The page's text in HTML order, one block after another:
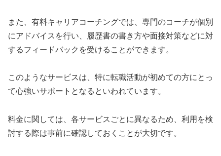
また、有料キャリアコーチングでは、専門のコーチが個別
にアドバイスを行い、履歴書の書き方や面接対策などに対
するフィードバックを受けることができます。
このようなサービスは、特に転職活動が初めての方にとっ
て心強いサポートとなるといわれています。
料金に関しては、各サービスごとに異なるため、利用を検
討する際は事前に確認しておくことが大切です。